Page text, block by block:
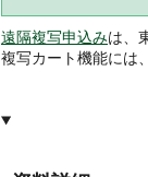
遠隔複写申込みは、
複写カート機能には